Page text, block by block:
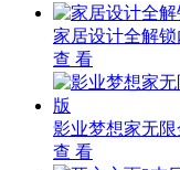
家居设计全解锁
查 看
影业梦想家无限
查 看